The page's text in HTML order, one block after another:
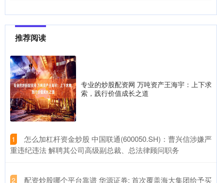
推荐阅读
专业的炒股配资网 万吨资产王海宇：上下求
索，践行价值成长之道
1
​怎么加杠杆资金炒股 中国联通(600050.SH)：曹兴信涉嫌严
重违纪违法 解聘其公司高级副总裁、总法律顾问职务
2
​配资炒股哪个平台靠谱 华源证券: 首次覆盖海大集团给予买